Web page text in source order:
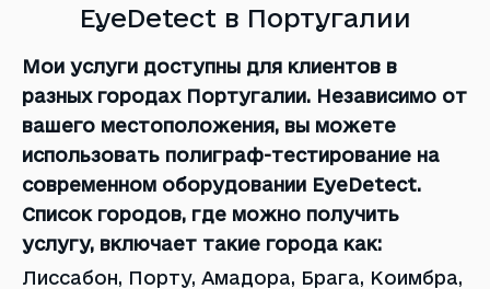
EyeDetect в Португалии
Мои услуги доступны для клиентов в
разных городах Португалии. Независимо от
вашего местоположения, вы можете
использовать полиграф-тестирование на
современном оборудовании EyeDetect.
Список городов, где можно получить
услугу, включает такие города как:
Лиссабон, Порту, Амадора, Брага, Коимбра,